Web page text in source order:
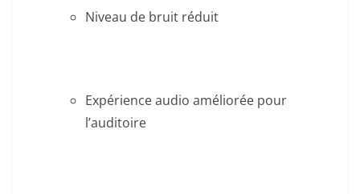
Niveau de bruit réduit
Expérience audio améliorée pour
l’auditoire